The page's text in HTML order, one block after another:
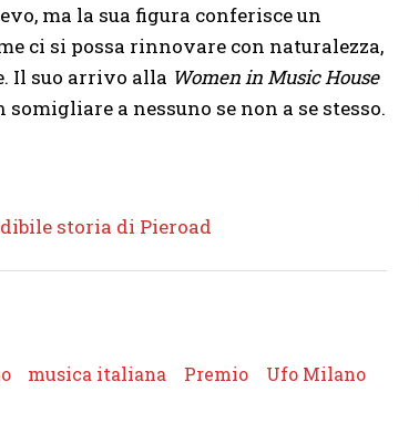
ma la sua figura conferisce un
ci si possa rinnovare con naturalezza,
Il suo arrivo alla Women in Music House
a nessuno se non a se stesso.
storia di Pieroad
musica italiana Premio Ufo Milano